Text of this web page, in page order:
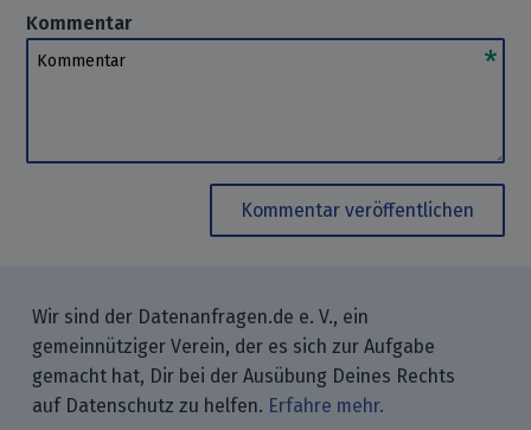
Kommentar
Kommentar
Kommentar veröffentlichen
Wir sind der Datenanfragen.de e. V., ein
gemeinnütziger Verein, der es sich zur Aufgabe
gemacht hat, Dir bei der Ausübung Deines Rechts
auf Datenschutz zu helfen. Erfahre mehr.